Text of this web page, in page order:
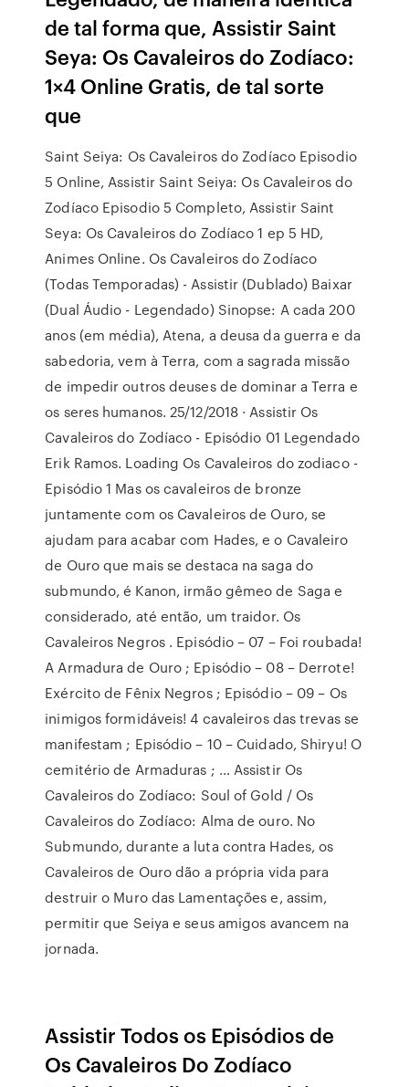
de tal forma que, Assistir Saint
Seya: Os Cavaleiros do Zodíaco:
1×4 Online Gratis, de tal sorte
que
Saint Seiya: Os Cavaleiros do Zodíaco Episodio
5 Online, Assistir Saint Seiya: Os Cavaleiros do
Zodíaco Episodio 5 Completo, Assistir Saint
Seya: Os Cavaleiros do Zodíaco 1 ep 5 HD,
Animes Online. Os Cavaleiros do Zodíaco
(Todas Temporadas) - Assistir (Dublado) Baixar
(Dual Áudio - Legendado) Sinopse: A cada 200
anos (em média), Atena, a deusa da guerra e da
sabedoria, vem à Terra, com a sagrada missão
de impedir outros deuses de dominar a Terra e
os seres humanos. 25/12/2018 · Assistir Os
Cavaleiros do Zodíaco - Episódio 01 Legendado
Erik Ramos. Loading Os Cavaleiros do zodiaco -
Episódio 1 Mas os cavaleiros de bronze
juntamente com os Cavaleiros de Ouro, se
ajudam para acabar com Hades, e o Cavaleiro
de Ouro que mais se destaca na saga do
submundo, é Kanon, irmão gêmeo de Saga e
considerado, até então, um traidor. Os
Cavaleiros Negros . Episódio – 07 – Foi roubada!
A Armadura de Ouro ; Episódio – 08 – Derrote!
Exército de Fênix Negros ; Episódio – 09 – Os
inimigos formidáveis! 4 cavaleiros das trevas se
manifestam ; Episódio – 10 – Cuidado, Shiryu! O
cemitério de Armaduras ; … Assistir Os
Cavaleiros do Zodíaco: Soul of Gold / Os
Cavaleiros do Zodíaco: Alma de ouro. No
Submundo, durante a luta contra Hades, os
Cavaleiros de Ouro dão a própria vida para
destruir o Muro das Lamentações e, assim,
permitir que Seiya e seus amigos avancem na
jornada.
Assistir Todos os Episódios de
Os Cavaleiros Do Zodíaco